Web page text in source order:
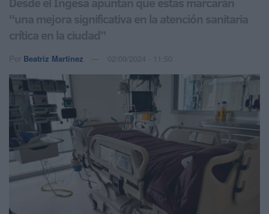
“una mejora significativa en la atención sanitaria
crítica en la ciudad”
Por Beatriz Martínez 02/09/2024 - 11:50